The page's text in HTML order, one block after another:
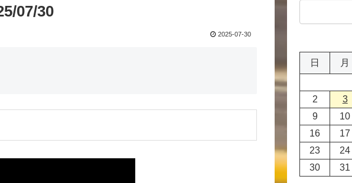
07/30
2025-07-30
日
月
2
3
9
10
16
17
23
24
30
31